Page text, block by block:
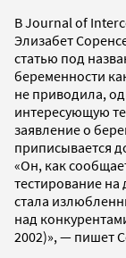
В Journal of
Элизабет
статью под
беременности
не приводила,
интересующую
заявление о
приписывается
«Он, как
тестирование
стала
над
2002)», — пишет